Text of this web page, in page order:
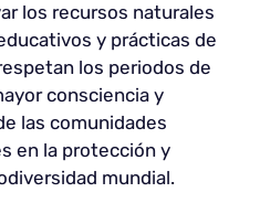
los recursos naturales
y prácticas de
los periodos de
consciencia y
las comunidades
en la protección y
mundial.